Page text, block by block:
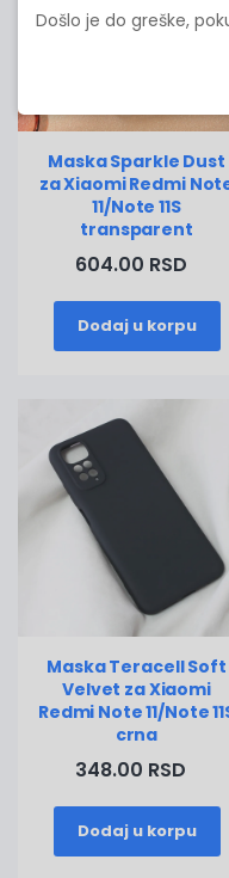
Maska Sparkle Dust
za Xiaomi Redmi
11/Note 11S
transparent
604.00 RSD
Dodaj u korpu
Maska Teracell Soft
Velvet za Xiaomi
Redmi Note 11/Note
crna
348.00 RSD
Dodaj u korpu
Došlo je do greške,